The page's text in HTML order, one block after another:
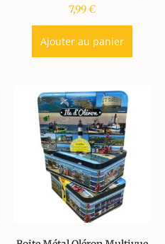
7,99€
Ajouter au panier